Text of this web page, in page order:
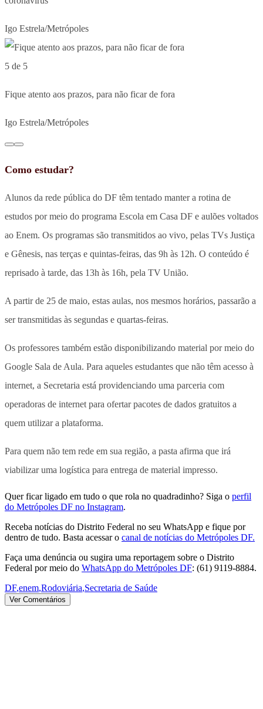
Igo Estrela/Metrópoles
5 de 5
Fique atento aos prazos, para não ficar de fora
Igo Estrela/Metrópoles
Como estudar?
Alunos da rede pública do DF têm tentado manter a rotina de
estudos por meio do programa Escola em Casa DF e aulões voltados
ao Enem. Os programas são transmitidos ao vivo, pelas TVs Justiça
e Gênesis, nas terças e quintas-feiras, das 9h às 12h. O conteúdo é
reprisado à tarde, das 13h às 16h, pela TV União.
A partir de 25 de maio, estas aulas, nos mesmos horários, passarão a
ser transmitidas às segundas e quartas-feiras.
Os professores também estão disponibilizando material por meio do
Google Sala de Aula. Para aqueles estudantes que não têm acesso à
internet, a Secretaria está providenciando uma parceria com
operadoras de internet para ofertar pacotes de dados gratuitos a
quem utilizar a plataforma.
Para quem não tem rede em sua região, a pasta afirma que irá
viabilizar uma logística para entrega de material impresso.
Quer ficar ligado em tudo o que rola no quadradinho? Siga o perfil
do Metrópoles DF no Instagram.
Receba notícias do Distrito Federal no seu WhatsApp e fique por
dentro de tudo. Basta acessar o canal de notícias do Metrópoles DF.
Faça uma denúncia ou sugira uma reportagem sobre o Distrito
Federal por meio do WhatsApp do Metrópoles DF: (61) 9119-8884.
DF,enem,Rodoviária,Secretaria de Saúde
Ver Comentários